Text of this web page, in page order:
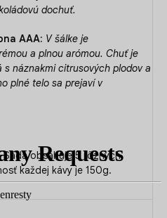
dochuť.
AAA: V šálke je
a plnou arómou. Chuť je
s náznakmi citrusových plodov a
plné telo sa prejaví v
obsahuje 5 rôznych
každej kávy je 150g.